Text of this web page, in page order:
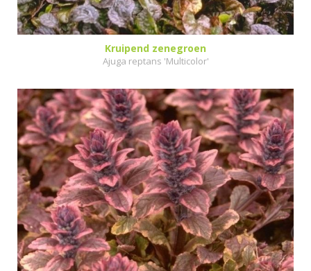
Kruipend zenegroen
Ajuga reptans 'Multicolor'